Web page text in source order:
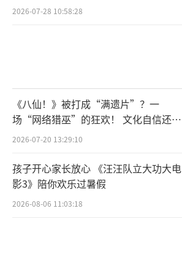
2026-07-28 10:58:28
《八仙！》被打成“满遗片”？一
场“网络猎巫”的狂欢！ 文化自信还是
焦虑？
2026-07-20 13:29:10
孩子开心家长放心 《汪汪队立大功大电
影3》陪你欢乐过暑假
2026-08-06 11:03:18